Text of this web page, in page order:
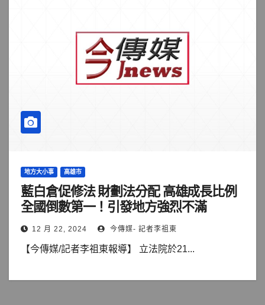
地方大小事 高雄市
藍白倉促修法 財劃法分配 高雄成長比例
全國倒數第一！引發地方強烈不滿
12 月 22, 2024 今傳媒- 記者李祖東
【今傳媒/記者李祖東報導】 立法院於21...